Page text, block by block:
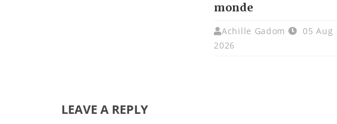
monde
Achille Gadom
05 Aug
2026
LEAVE A REPLY